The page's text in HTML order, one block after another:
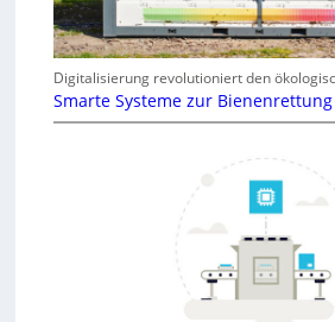
Digitalisierung revolutioniert den
Smarte Systeme zur Bienenrettung